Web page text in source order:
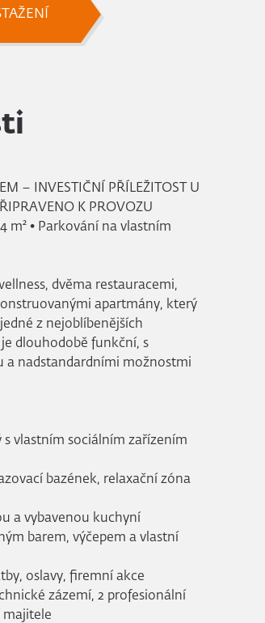
– INVESTIČNÍ PŘÍLEŽITOST U
K PROVOZU
m² • Parkování na vlastním
dvěma restauracemi,
apartmány, který
z nejoblíbenějších
dlouhodobě funkční, s
a nadstandardními možnostmi
vlastním sociálním zařízením
bazének, relaxační zóna
a vybavenou kuchyní
barem, výčepem a vlastní
oslavy, firemní akce
zázemí, 2 profesionální
majitele